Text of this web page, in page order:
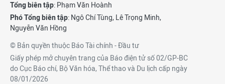
Tổng biên tập: Phạm Văn Hoành
Phó Tổng biên tập: Ngô Chí Tùng, Lê Trọng Minh,
Nguyễn Văn Hồng
© Bản quyền thuộc Báo Tài chính - Đầu tư
Giấy phép mở chuyên trang của Báo điện tử số 02/GP-BC
do Cục Báo chí, Bộ Văn hóa, Thể thao và Du lịch cấp ngày
08/01/2026